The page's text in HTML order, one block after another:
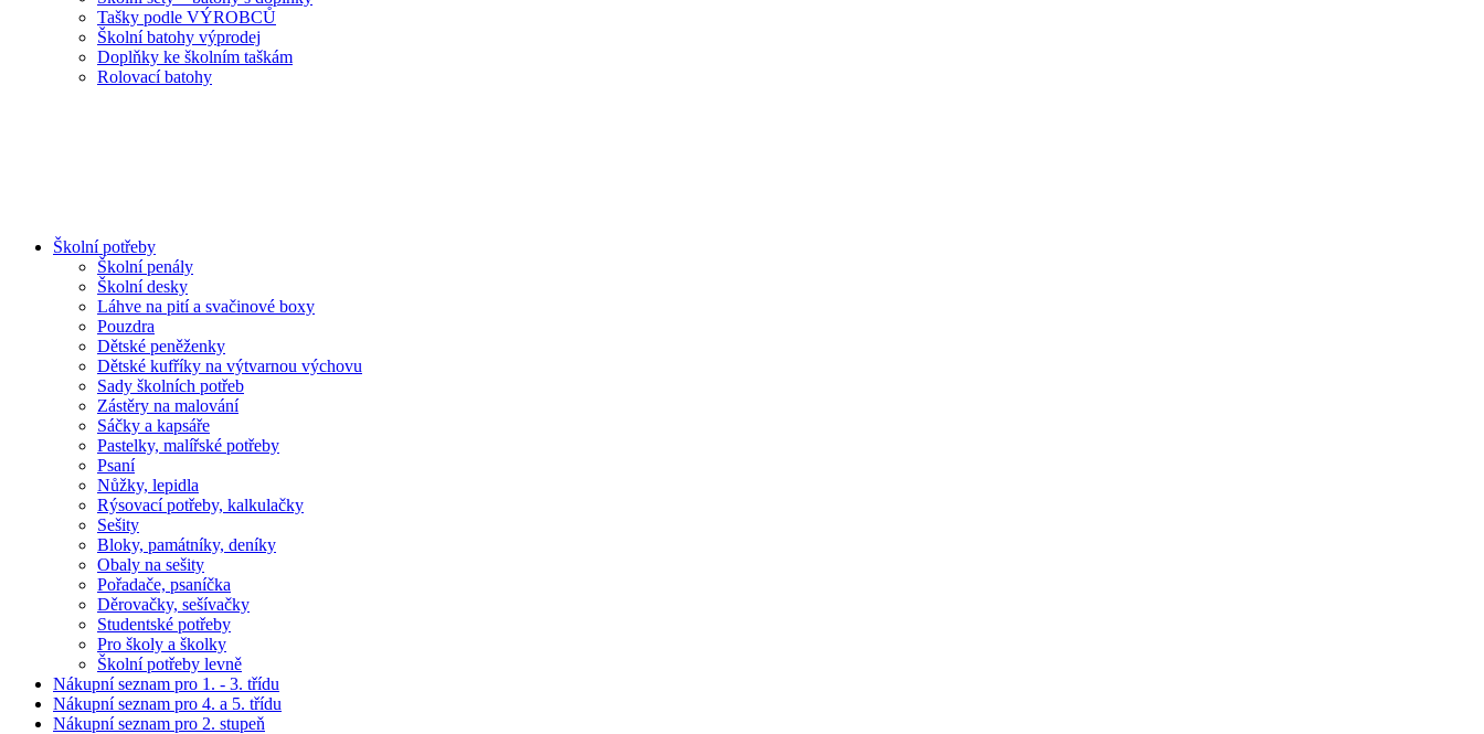
Tašky podle VÝROBCŮ
Školní batohy výprodej
Doplňky ke školním taškám
Rolovací batohy
Školní potřeby
Školní penály
Školní desky
Láhve na pití a svačinové boxy
Pouzdra
Dětské peněženky
Dětské kufříky na výtvarnou výchovu
Sady školních potřeb
Zástěry na malování
Sáčky a kapsáře
Pastelky, malířské potřeby
Psaní
Nůžky, lepidla
Rýsovací potřeby, kalkulačky
Sešity
Bloky, památníky, deníky
Obaly na sešity
Pořadače, psaníčka
Děrovačky, sešívačky
Studentské potřeby
Pro školy a školky
Školní potřeby levně
Nákupní seznam pro 1. - 3. třídu
Nákupní seznam pro 4. a 5. třídu
Nákupní seznam pro 2. stupeň